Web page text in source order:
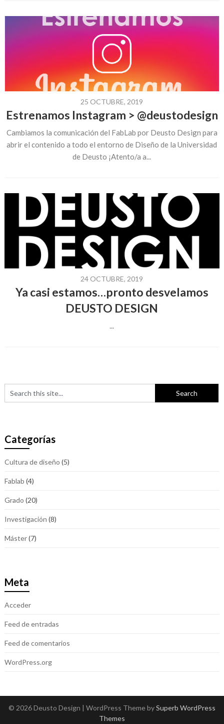
25 OCTUBRE, 2019
Estrenamos Instagram > @deustodesign
Cambiamos la comunicación del FabLab por Deusto Design para
abrir el contenido a todo el entorno de Diseño de la Universidad
de Deusto ¡Atento/a a...
24 OCTUBRE, 2019
Ya casi estamos…pronto desvelamos
DEUSTO DESIGN
...
Categorías
Cultura de diseño (5)
Fablab (4)
Grado (20)
Investigación (8)
Máster(7)
Meta
Acceder
Feed de entradas
Feed de comentarios
WordPress.org
© 2026 Deusto Design | WordPress Theme bySuperb WordPress
Themes